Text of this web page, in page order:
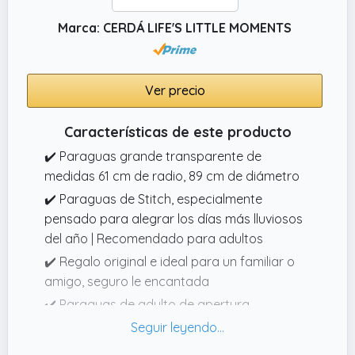
Marca: CERDÁ LIFE'S LITTLE MOMENTS
Ver precio
Características de este producto
✔️ Paraguas grande transparente de
medidas 61 cm de radio, 89 cm de diámetro
✔️ Paraguas de Stitch, especialmente
pensado para alegrar los días más lluviosos
del año | Recomendado para adultos
✔️ Regalo original e ideal para un familiar o
amigo, seguro le encantada
✔️ Paraguas de adulto de apertura
automática, de 8 varillas con sistema de